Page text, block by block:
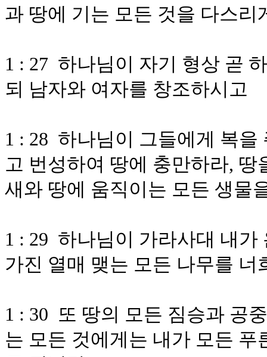
과 땅에 기는 모든 것을 다스리
1 : 27 하나님이 자기 형상 곧
되 남자와 여자를 창조하시고
1 : 28 하나님이 그들에게 복
고 번성하여 땅에 충만하라,
새와 땅에 움직이는 모든 생물
1 : 29 하나님이 가라사대 내
가진 열매 맺는 모든 나무를
1 : 30 또 땅의 모든 짐승과 공
는 모든 것에게는 내가 모든